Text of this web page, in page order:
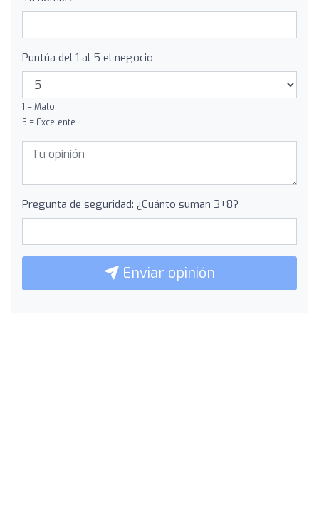
Puntúa del 1 al 5 el negocio
1 = Malo
5 = Excelente
Pregunta de seguridad: ¿Cuánto suman 3+8?
Enviar opinión